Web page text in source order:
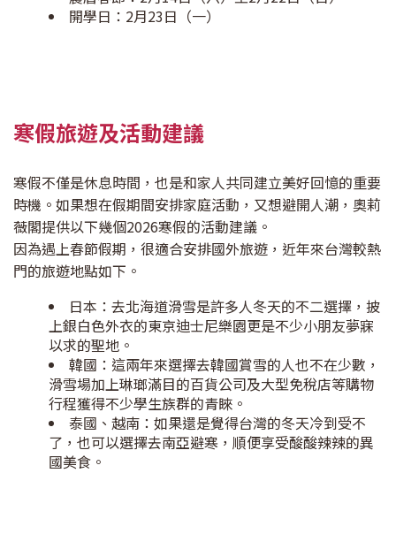
開學日：2月23日（一）
寒假旅遊及活動建議
寒假不僅是休息時間，也是和家人共同建立美好回憶的重要
時機。如果想在假期間安排家庭活動，又想避開人潮，奧莉
薇閣提供以下幾個2026寒假的活動建議。
因為遇上春節假期，很適合安排國外旅遊，近年來台灣較熱
門的旅遊地點如下。
日本：去北海道滑雪是許多人冬天的不二選擇，披
上銀白色外衣的東京迪士尼樂園更是不少小朋友夢寐
以求的聖地。
韓國：這兩年來選擇去韓國賞雪的人也不在少數，
滑雪場加上琳瑯滿目的百貨公司及大型免稅店等購物
行程獲得不少學生族群的青睞。
泰國、越南：如果還是覺得台灣的冬天冷到受不
了，也可以選擇去南亞避寒，順便享受酸酸辣辣的異
國美食。